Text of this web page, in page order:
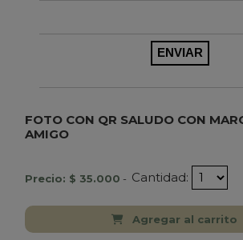
FOTO CON QR SALUDO CON
AMIGO
Precio: $ 35.000 - Cantidad:
Agregar al carrito